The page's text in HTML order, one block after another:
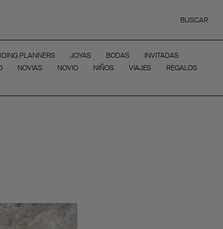
BUSCAR
PLANNERS JOYAS BODAS
INVITADAS
NOVIAS NOVIO NIÑOS VIAJES REGALOS